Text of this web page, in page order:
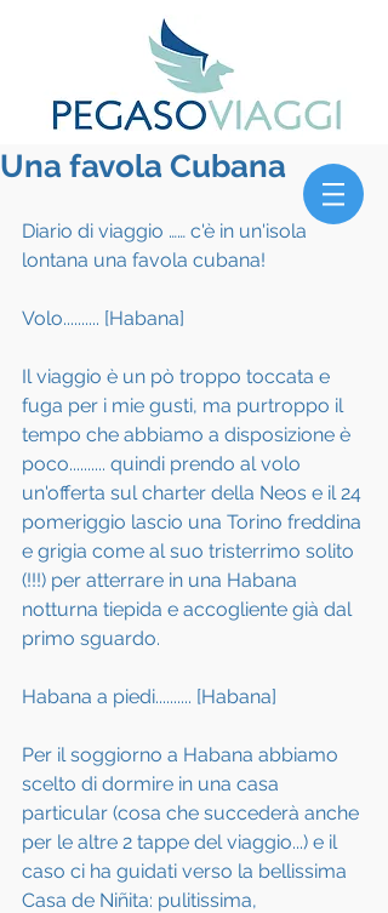
Una favola Cubana
Diario di viaggio …… c'è in un'isola
lontana una favola cubana!
Volo.......... [Habana]
Il viaggio è un pò troppo toccata e
fuga per i mie gusti, ma purtroppo il
tempo che abbiamo a disposizione è
poco.......... quindi prendo al volo
un'offerta sul charter della Neos e il 24
pomeriggio lascio una Torino freddina
e grigia come al suo tristerrimo solito
(!!!) per atterrare in una Habana
notturna tiepida e accogliente già dal
primo sguardo.
Habana a piedi.......... [Habana]
Per il soggiorno a Habana abbiamo
scelto di dormire in una casa
particular (cosa che succederà anche
per le altre 2 tappe del viaggio...) e il
caso ci ha guidati verso la bellissima
Casa de Niñita: pulitissima,